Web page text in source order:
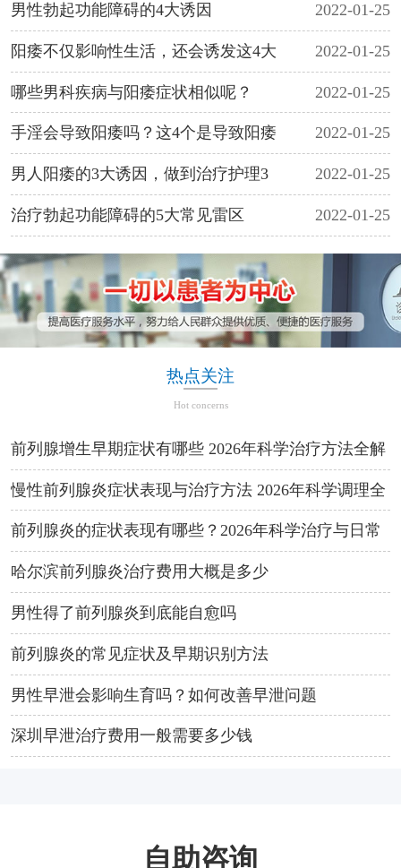
男性勃起功能障碍的4大诱因 2022-01-25
阳痿不仅影响性生活，还会诱发这4大 2022-01-25
哪些男科疾病与阳痿症状相似呢？ 2022-01-25
手淫会导致阳痿吗？这4个是导致阳痿 2022-01-25
男人阳痿的3大诱因，做到治疗护理3 2022-01-25
治疗勃起功能障碍的5大常见雷区 2022-01-25
热点关注
Hot concerns
前列腺增生早期症状有哪些 2026年科学治疗方法全解
析
慢性前列腺炎症状表现与治疗方法 2026年科学调理全
攻略
前列腺炎的症状表现有哪些？2026年科学治疗与日常
预防方法
哈尔滨前列腺炎治疗费用大概是多少
男性得了前列腺炎到底能自愈吗
前列腺炎的常见症状及早期识别方法
男性早泄会影响生育吗？如何改善早泄问题
深圳早泄治疗费用一般需要多少钱
自助咨询